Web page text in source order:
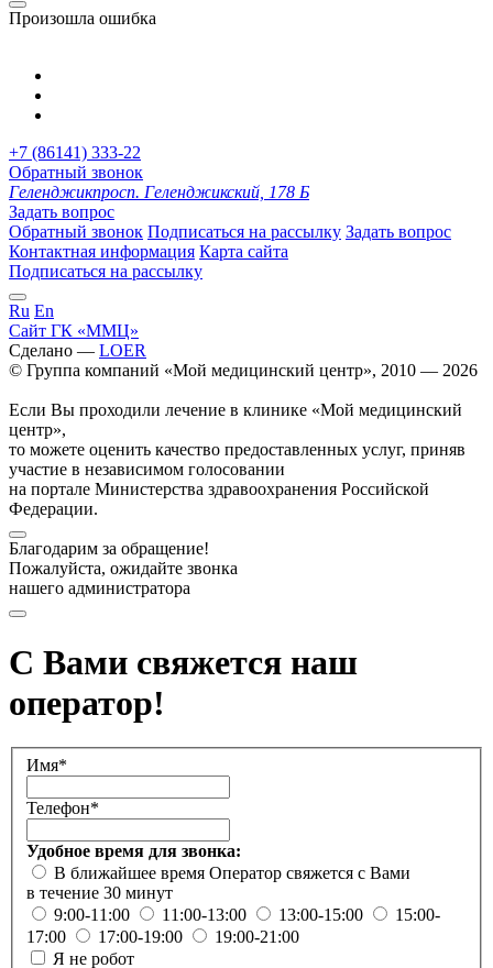
Произошла ошибка
+7 (86141) 333-22
Обратный звонок
Геленджикпросп. Геленджикский, 178 Б
Задать вопрос
Обратный звонок Подписаться на рассылку Задать вопрос
Контактная информация Карта сайта
Подписаться на рассылку
Ru En
Сайт ГК «ММЦ»
Сделано — LOER
© Группа компаний «Мой медицинский центр», 2010 — 2026
Если Вы проходили лечение в клинике «Мой медицинский
центр»,
то можете оценить качество предоставленных услуг, приняв
участие в независимом голосовании
на портале Министерства здравоохранения Российской
Федерации.
Благодарим за обращение!
Пожалуйста, ожидайте звонка
нашего администратора
С Вами свяжется наш
оператор!
Имя*
Телефон*
Удобное время для звонка:
В ближайшее время Оператор свяжется с Вами
в течение 30 минут
9:00-11:00
11:00-13:00 13:00-15:00
15:00-
17:00
17:00-19:00
19:00-21:00
Я не робот